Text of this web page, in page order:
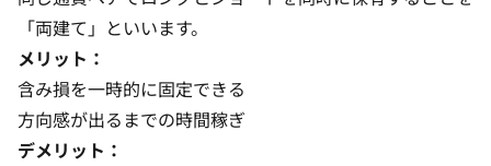
「両建て」といいます。
メリット：
含み損を一時的に固定できる
方向感が出るまでの時間稼ぎ
デメリット：